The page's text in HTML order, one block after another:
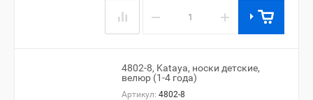
− +
4802-8, Kataya, носки детские,
велюр (1-4 года)
Артикул: 4802-8